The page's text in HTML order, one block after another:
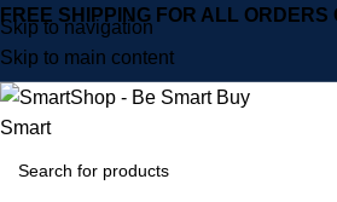
Skip to navigation
Skip to main content
FREE SHIPPING FOR ALL ORDERS